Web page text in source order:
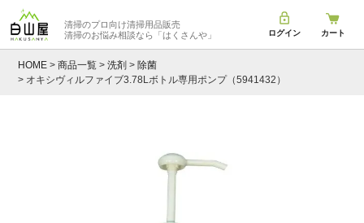
清掃のプロ向け清掃用品販売
清掃のお悩み相談なら 「はくさんや」 ログイン カート
HOME 商品一覧 洗剤
除菌
オキシヴィルファイブ3.78Lボトル専用ポンプ（5941432）